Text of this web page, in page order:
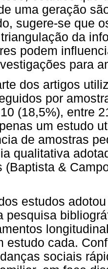
uma geração
sugere-se que
da
podem
para
dos artigos
por
(18,5%), entre
um estudo
de amostras
qualitativa
(Baptista &
estudos
pesquisa
estudo cada.
sociais